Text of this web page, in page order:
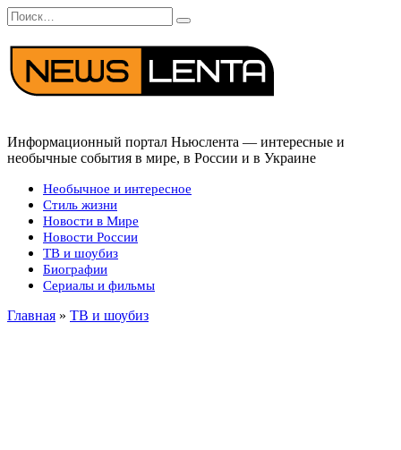
Перейти
к
содержанию
Search
for:
Информационный портал Ньюслента — интересные и
необычные события в мире, в России и в Украине
Необычное и интересное
Стиль жизни
Новости в Мире
Новости России
ТВ и шоубиз
Биографии
Сериалы и фильмы
Главная » ТВ и шоубиз